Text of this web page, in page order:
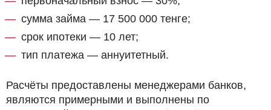
сумма займа — 17 500 000 тенге;
срок ипотеки — 10 лет;
тип платежа — аннуитетный.
Расчёты предоставлены менеджерами банков,
являются примерными и выполнены по